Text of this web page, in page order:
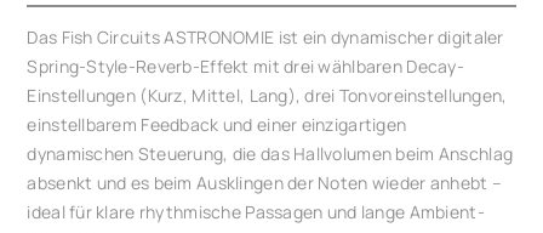
Das Fish Circuits ASTRONOMIE ist ein dynamischer digitaler
Spring-Style-Reverb-Effekt mit drei wählbaren Decay-
Einstellungen (Kurz, Mittel, Lang), drei Tonvoreinstellungen,
einstellbarem Feedback und einer einzigartigen
dynamischen Steuerung, die das Hallvolumen beim Anschlag
absenkt und es beim Ausklingen der Noten wieder anhebt –
ideal für klare rhythmische Passagen und lange Ambient-